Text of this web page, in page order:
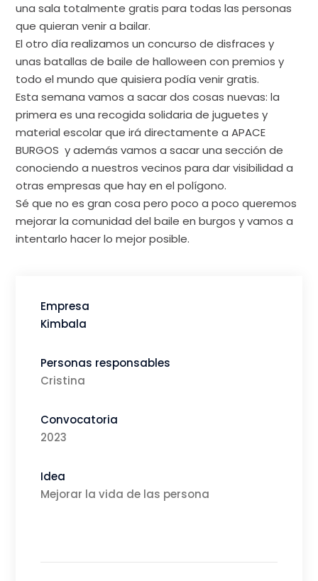
una sala totalmente gratis para todas las personas
que quieran venir a bailar.
El otro día realizamos un concurso de disfraces y
unas batallas de baile de halloween con premios y
todo el mundo que quisiera podía venir gratis.
Esta semana vamos a sacar dos cosas nuevas: la
primera es una recogida solidaria de juguetes y
material escolar que irá directamente a APACE
BURGOS y además vamos a sacar una sección de
conociendo a nuestros vecinos para dar visibilidad a
otras empresas que hay en el polígono.
Sé que no es gran cosa pero poco a poco queremos
mejorar la comunidad del baile en burgos y vamos a
intentarlo hacer lo mejor posible.
Empresa
Kimbala
Personas responsables
Cristina
Convocatoria
2023
Idea
Mejorar la vida de las persona